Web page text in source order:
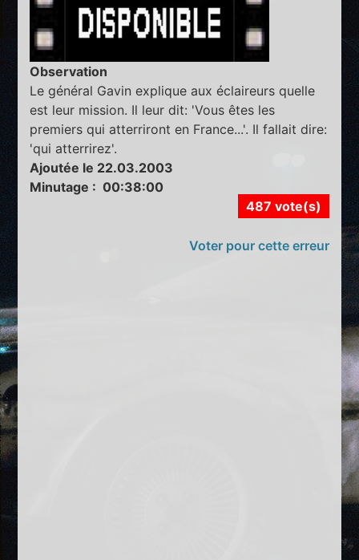
Observation
Le général Gavin explique aux éclaireurs quelle
est leur mission. Il leur dit: 'Vous êtes les
premiers qui atterriront en France...'. Il fallait dire:
'qui atterrirez'.
Ajoutée le 22.03.2003
Minutage : 00:38:00
487 vote(s)
Voter pour cette erreur